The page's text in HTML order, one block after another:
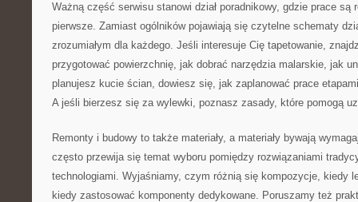
Ważną część serwisu stanowi dział poradnikowy, gdzie prace są
pierwsze. Zamiast ogólników pojawiają się czytelne schematy
zrozumiałym dla każdego. Jeśli interesuje Cię tapetowanie,
przygotować powierzchnię, jak dobrać narzędzia malarskie, jak
planujesz kucie ścian, dowiesz się, jak zaplanować prace
A jeśli bierzesz się za wylewki, poznasz zasady, które pomogą
Remonty i budowy to także materiały, a materiały bywają
często przewija się temat wyboru pomiędzy rozwiązaniami
technologiami. Wyjaśniamy, czym różnią się kompozycje, kiedy
kiedy zastosować komponenty dedykowane. Poruszamy też